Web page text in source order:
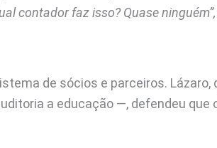
contador faz isso? Quase
de sócios e parceiros. Lázaro,
a educação —, defendeu que